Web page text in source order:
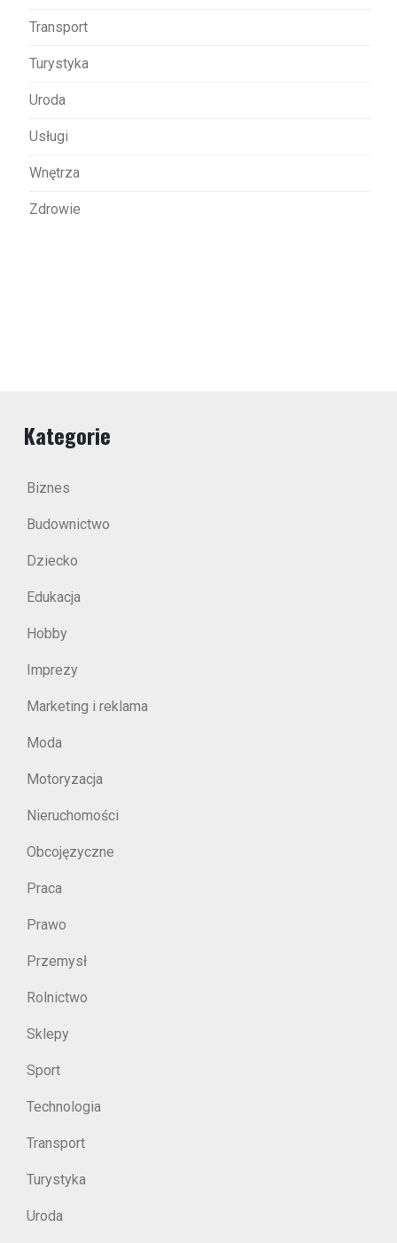
Transport
Turystyka
Uroda
Usługi
Wnętrza
Zdrowie
Kategorie
Biznes
Budownictwo
Dziecko
Edukacja
Hobby
Imprezy
Marketing i reklama
Moda
Motoryzacja
Nieruchomości
Obcojęzyczne
Praca
Prawo
Przemysł
Rolnictwo
Sklepy
Sport
Technologia
Transport
Turystyka
Uroda